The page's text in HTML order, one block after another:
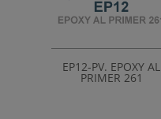
EP12-PV. EPOXY AL
PRIMER 261